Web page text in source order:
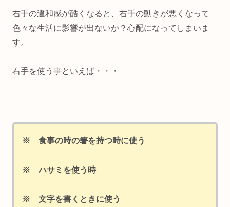
右手の違和感が酷くなると、右手の動きが悪くなって
色々な生活に影響が出ないか？心配になってしまいま
す。
右手を使う事といえば・・・
※ 食事の時の箸を持つ時に使う
※ ハサミを使う時
※ 文字を書くときに使う